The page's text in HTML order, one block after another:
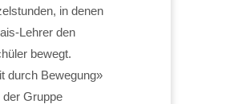
in denen
Lehrer den
bewegt.
durch Bewegung»
Gruppe